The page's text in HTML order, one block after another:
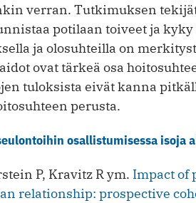
verran. Tutkimuksen
potilaan toiveet ja
ja olosuhteilla on
ovat tärkeä osa
tuloksista eivät kanna
perusta.
osallistumisessa isoja
P, Kravitz R ym. Impact of
relationship: prospective